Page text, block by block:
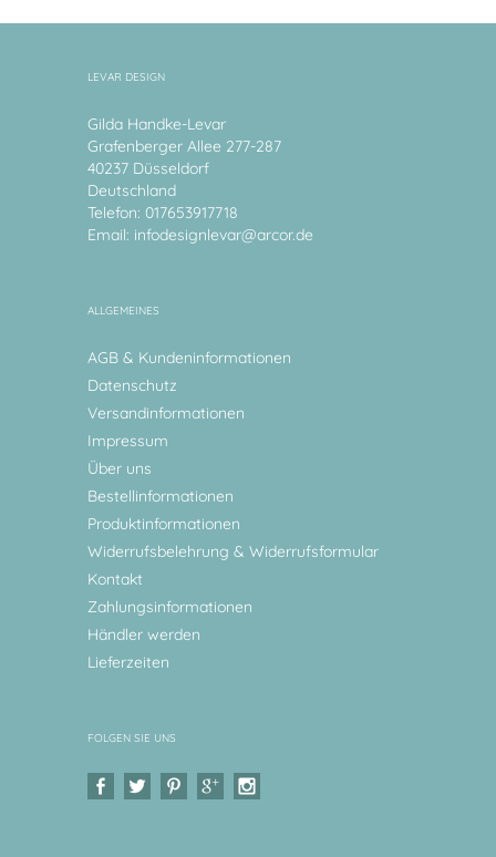
LEVAR DESIGN
Gilda Handke-Levar
Grafenberger Allee 277-287
40237 Düsseldorf
Deutschland
Telefon: 017653917718
Email: infodesignlevar@arcor.de
ALLGEMEINES
AGB & Kundeninformationen
Datenschutz
Versandinformationen
Impressum
Über uns
Bestellinformationen
Produktinformationen
Widerrufsbelehrung & Widerrufsformular
Kontakt
Zahlungsinformationen
Händler werden
Lieferzeiten
FOLGEN SIE UNS